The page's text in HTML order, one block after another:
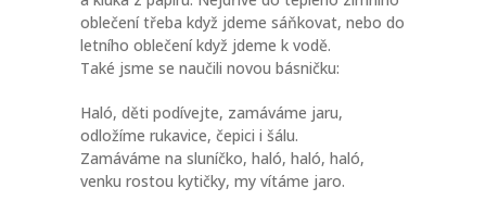
oblečení třeba když jdeme sáňkovat, nebo do
letního oblečení když jdeme k vodě.
Také jsme se naučili novou básničku:
Haló, děti podívejte, zamáváme jaru,
odložíme rukavice, čepici i šálu.
Zamáváme na sluníčko, haló, haló, haló,
venku rostou kytičky, my vítáme jaro.